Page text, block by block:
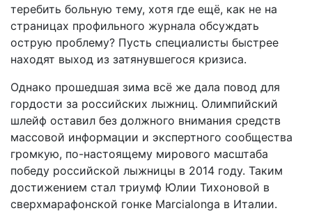
теребить больную тему, хотя где ещё, как не на
страницах профильного журнала обсуждать
острую проблему? Пусть специалисты быстрее
находят выход из затянувшегося кризиса.
Однако прошедшая зима всё же дала повод для
гордости за российских лыжниц. Олимпийский
шлейф оставил без должного внимания средств
массовой информации и экспертного сообщества
громкую, по-настоящему мирового масштаба
победу российской лыжницы в 2014 году. Таким
достижением стал триумф Юлии Тихоновой в
сверхмарафонской гонке Marcialonga в Италии.